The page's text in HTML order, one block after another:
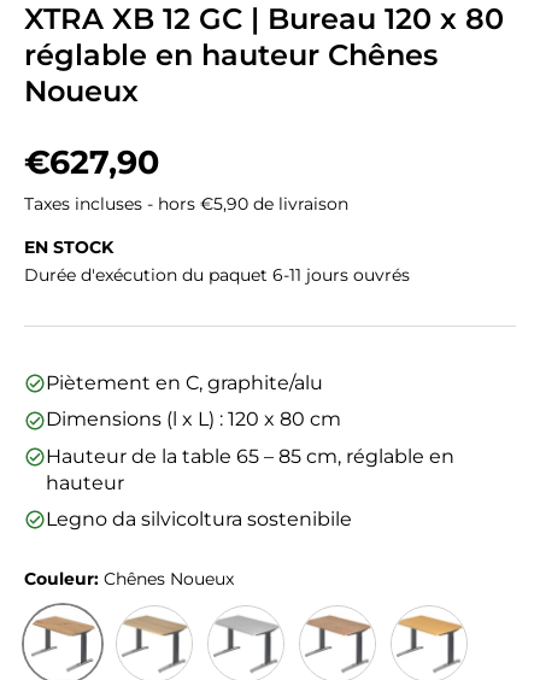
XTRA XB 12 GC | Bureau 120 x 80
réglable en hauteur Chênes
Noueux
Prix habituel
€627,90
Taxes incluses - hors €5,90 de livraison
EN STOCK
Durée d'exécution du paquet 6-11 jours ouvrés
Piètement en C, graphite/alu
Dimensions (l x L) : 120 x 80 cm
Hauteur de la table 65 – 85 cm, réglable en
hauteur
Legno da silvicoltura sostenibile
Couleur: Chênes Noueux